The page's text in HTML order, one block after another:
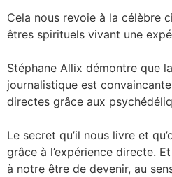
Cela nous revoie à la célèbre
êtres spirituels vivant une
Stéphane Allix démontre que
journalistique est
directes grâce aux
Le secret qu’il nous livre et
grâce à l’expérience directe.
à notre être de devenir, au